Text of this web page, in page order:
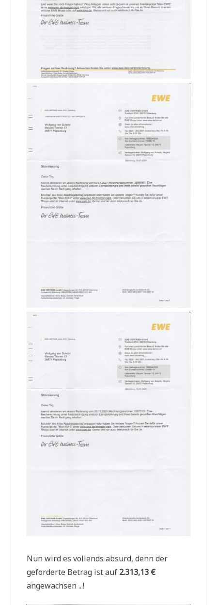
Nun wird es voll­ends absurd, denn der
gefor­der­te Betrag ist auf 2.313,13 €
angewachsen ...!